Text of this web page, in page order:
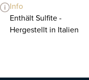
Info
Enthält Sulfite -
Hergestellt in Italien